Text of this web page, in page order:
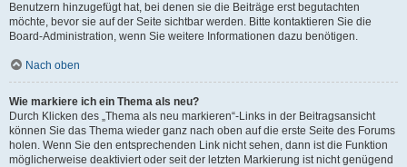
Benutzern hinzugefügt hat, bei denen sie die Beiträge erst begutachten
möchte, bevor sie auf der Seite sichtbar werden. Bitte kontaktieren Sie die
Board-Administration, wenn Sie weitere Informationen dazu benötigen.
Nach oben
Wie markiere ich ein Thema als neu?
Durch Klicken des „Thema als neu markieren“-Links in der Beitragsansicht
können Sie das Thema wieder ganz nach oben auf die erste Seite des Forums
holen. Wenn Sie den entsprechenden Link nicht sehen, dann ist die Funktion
möglicherweise deaktiviert oder seit der letzten Markierung ist nicht genügend